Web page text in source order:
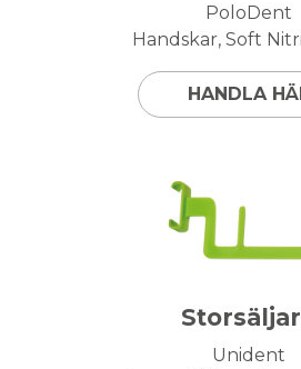
PoloDent
Handskar, Soft
HANDLA
Unident